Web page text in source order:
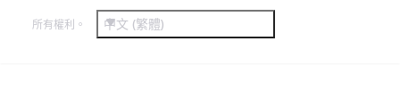
所有權利。 中文 (繁體)